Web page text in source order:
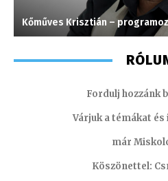
Kőműves Krisztián –
Fordulj hozzánk
Várjuk a témákat
már
Köszönettel: